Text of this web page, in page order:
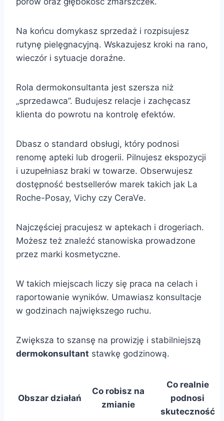
Na końcu domykasz sprzedaż i rozpisujesz
rutynę pielęgnacyjną. Wskazujesz kroki na rano,
wieczór i sytuacje doraźne.
Rola dermokonsultanta jest szersza niż
„sprzedawca”. Budujesz relacje i zachęcasz
klienta do powrotu na kontrolę efektów.
Dbasz o standard obsługi, który podnosi
renomę apteki lub drogerii. Pilnujesz ekspozycji
i uzupełniasz braki w towarze. Obserwujesz
dostępność bestsellerów marek takich jak La
Roche-Posay, Vichy czy CeraVe.
Najczęściej pracujesz w aptekach i drogeriach.
Możesz też znaleźć stanowiska prowadzone
przez marki kosmetyczne.
W takich miejscach liczy się praca na celach i
raportowanie wyników. Umawiasz konsultacje
w godzinach największego ruchu.
Zwiększa to szansę na prowizję i stabilniejszą
dermokonsultant stawkę godzinową.
Obszar działań
Co robisz na
zmianie
Co realnie
podnosi
skuteczność